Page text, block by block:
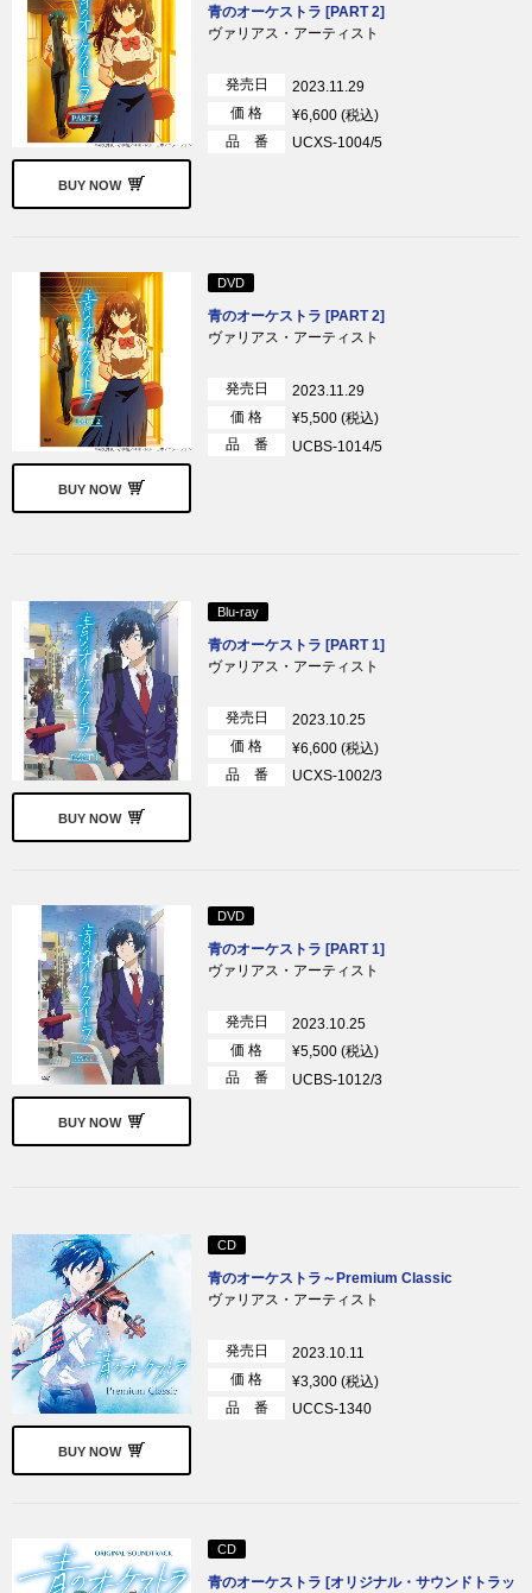
BUY NOW
青のオーケストラ [PART 2]
ヴァリアス・アーティスト
発売日
2023.11.29
価 格
¥6,600 (税込)
品 番
UCXS-1004/5
BUY NOW
DVD
青のオーケストラ [PART 2]
ヴァリアス・アーティスト
発売日
2023.11.29
価 格
¥5,500 (税込)
品 番
UCBS-1014/5
BUY NOW
Blu-ray
青のオーケストラ [PART 1]
ヴァリアス・アーティスト
発売日
2023.10.25
価 格
¥6,600 (税込)
品 番
UCXS-1002/3
BUY NOW
DVD
青のオーケストラ [PART 1]
ヴァリアス・アーティスト
発売日
2023.10.25
価 格
¥5,500 (税込)
品 番
UCBS-1012/3
BUY NOW
CD
青のオーケストラ～Premium Classic
ヴァリアス・アーティスト
発売日
2023.10.11
価 格
¥3,300 (税込)
品 番
UCCS-1340
CD
青のオーケストラ [オリジナル・サウンドトラッ